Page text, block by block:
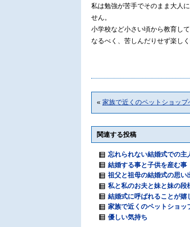
私は勉強が苦手でそのまま大人
せん。
小学校など小さい頃から教育し
なるべく、苦しんだりせず楽し
« 家族で近くのペットショップ
関連する投稿
忘れられない結婚式での主
結婚する事と子供を産む事
祖父と祖母の結婚式の思い
私と私のお夫と妹と妹の段
結婚式に呼ばれることが嬉
家族で近くのペットショッ
優しい気持ち